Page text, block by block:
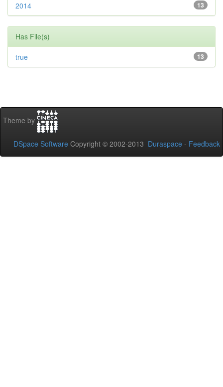
13
2014
Has File(s)
13
true
Theme by
DSpace Software Copyright © 2002-2013 Duraspace - Feedback